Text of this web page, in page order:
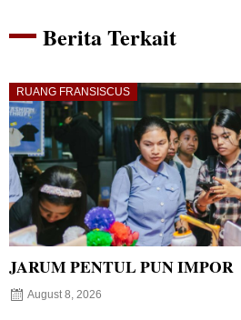
Berita Terkait
RUANG FRANSISCUS
JARUM PENTUL PUN IMPOR
August 8, 2026